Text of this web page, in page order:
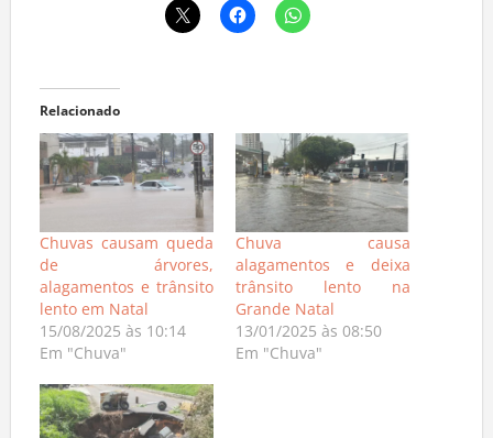
Relacionado
Chuvas causam queda
de árvores,
alagamentos e trânsito
lento em Natal
15/08/2025 às 10:14
Em "Chuva"
Chuva causa
alagamentos e deixa
trânsito lento na
Grande Natal
13/01/2025 às 08:50
Em "Chuva"